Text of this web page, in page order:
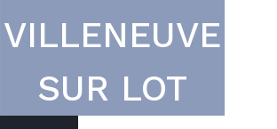
VILLENEUVE
SUR LOT